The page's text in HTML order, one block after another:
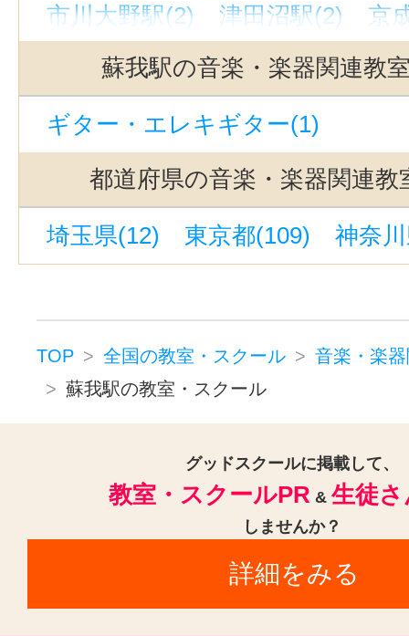
市川大野駅(2)
津田沼駅(2)
京
松戸駅(2)
北松戸駅(1)
流山駅
京成津田沼駅(1)
船橋駅(1)
京成幕張本郷駅(1)
京成船橋駅
新津田沼駅(1)
新習志野駅(1)
館山駅(千葉)(1)
浦安駅(千葉)(1)
幕張本郷駅(1)
蘇我駅の音楽・楽器関連教
ギター・エレキギター(1)
都道府県の音楽・楽器関連教
埼玉県(12) 東京都(109) 神奈
TOP 全国の教室・スクール
音楽・楽
蘇我駅の教室・スクール
グッドスクールに掲載して、
教室・スクールPR & 生徒
しませんか？
詳細をみる